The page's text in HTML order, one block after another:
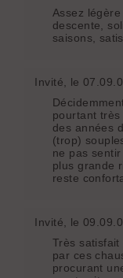
Assez
descente,
saisons,
Invité , le
pourtant
des années
(trop)
ne pas
plus grande
reste
Invité , le
Très
par ces
procurant